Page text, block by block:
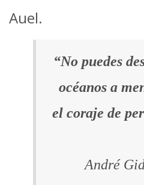
Auel.
“No puedes
océanos a
el coraje de
André